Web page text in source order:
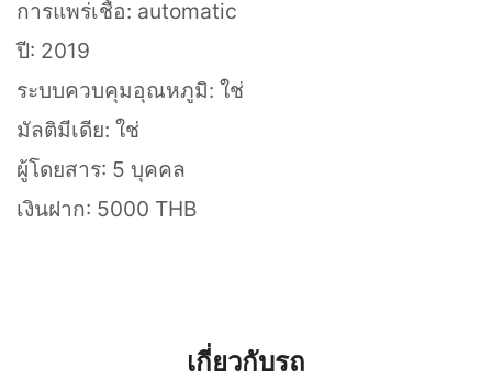
การแพร่เชื้อ: automatic
ปี: 2019
ระบบควบคุมอุณหภูมิ: ใช่
มัลติมีเดีย: ใช่
ผู้โดยสาร: 5 บุคคล
เงินฝาก: 5000 THB
เกี่ยวกับรถ